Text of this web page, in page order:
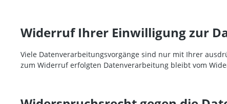
Widerruf Ihrer Einwilligung zur
Viele Datenverarbeitungsvorgänge sind nur mit Ihrer
zum Widerruf erfolgten Datenverarbeitung bleibt vom